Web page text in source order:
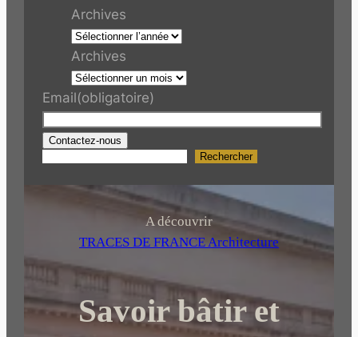
Archives
Archives
Email(obligatoire)
Contactez-nous
r
c
h
Rechercher
A découvrir
TRACES DE FRANCE Architecture
Savoir bâtir et